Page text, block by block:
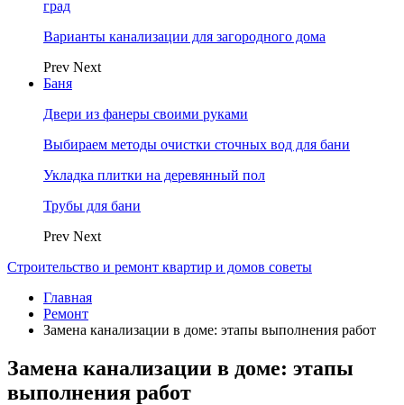
град
Варианты канализации для загородного дома
Prev Next
Баня
Двери из фанеры своими руками
Выбираем методы очистки сточных вод для бани
Укладка плитки на деревянный пол
Трубы для бани
Prev Next
Строительство и ремонт квартир и домов советы
Главная
Ремонт
Замена канализации в доме: этапы выполнения работ
Замена канализации в доме: этапы
выполнения работ